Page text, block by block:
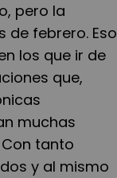
pero la
febrero. Eso
los que ir de
que,
muchas
tanto
y al mismo